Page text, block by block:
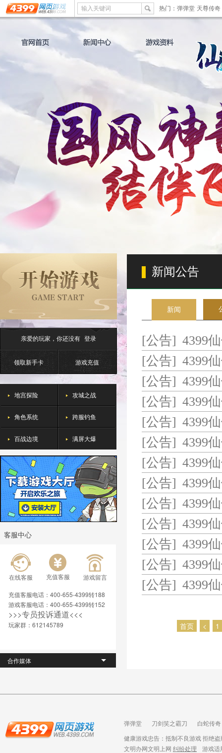
输入关键词 热门： 弹弹堂 天尊传奇
亲爱的玩家，你还没有 登录
领取新手卡 游戏充值
地宫探险 攻城之战
角色系统 跨服钓鱼
百战边境 满屏大爆
客服中心
在线客服 充值客服 游戏留言
充值客服电话：400-655-4399转188
游戏客服电话：400-655-4399转152
>>>专员投诉通道<<<
玩家群：612145789
合作媒体
新闻公告
新闻
[公告] 4399
[公告] 4399
[公告] 4399
[公告] 4399
[公告] 4399
[公告] 4399
[公告] 4399
[公告] 4399
[公告] 4399
[公告] 4399
[公告] 4399
[公告] 4399
[公告] 4399
首页 < 1
弹弹堂 刀剑笑之霸刀
白蛇传奇
健康游戏忠告：抵制不良游戏 拒绝
文明办网文明上网 纠纷处理
游戏适